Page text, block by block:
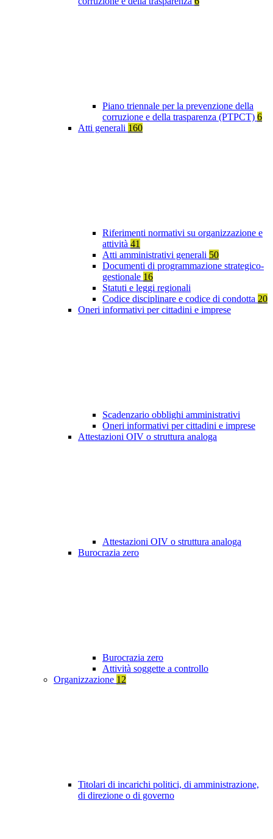
Piano triennale per la prevenzione della
corruzione e della trasparenza (PTPCT) 6
Atti generali 160
Riferimenti normativi su organizzazione e
attività 41
Atti amministrativi generali 50
Documenti di programmazione strategico-
gestionale 16
Statuti e leggi regionali
Codice disciplinare e codice di condotta 20
Oneri informativi per cittadini e imprese
Scadenzario obblighi amministrativi
Oneri informativi per cittadini e imprese
Attestazioni OIV o struttura analoga
Attestazioni OIV o struttura analoga
Burocrazia zero
Burocrazia zero
Attività soggette a controllo
Organizzazione 12
Titolari di incarichi politici, di amministrazione,
di direzione o di governo